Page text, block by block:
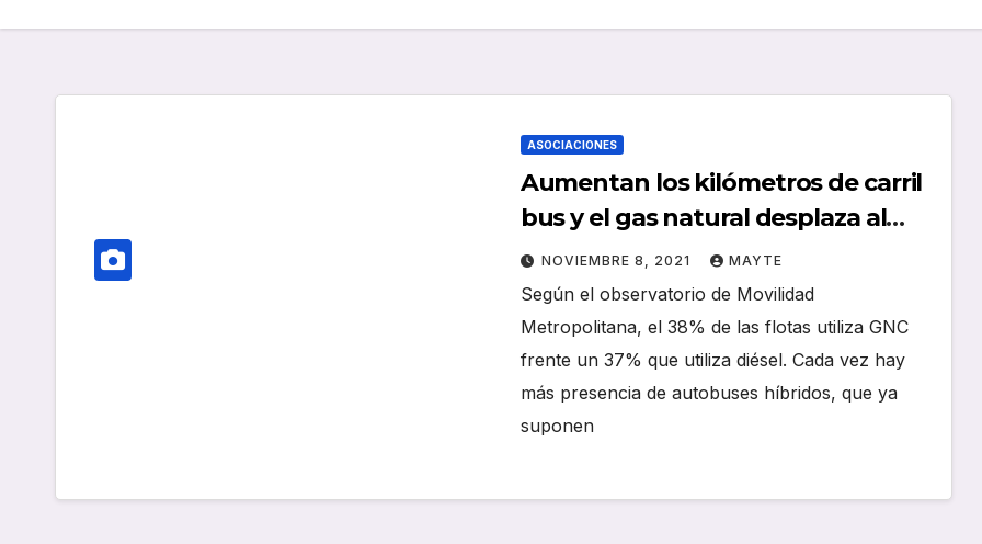
ASOCIACIONES
Aumentan los kilómetros de carril
bus y el gas natural desplaza al
diésel en el transporte público
NOVIEMBRE 8, 2021 MAYTE
Según el observatorio de Movilidad
Metropolitana, el 38% de las flotas utiliza GNC
frente un 37% que utiliza diésel. Cada vez hay
más presencia de autobuses híbridos, que ya
suponen